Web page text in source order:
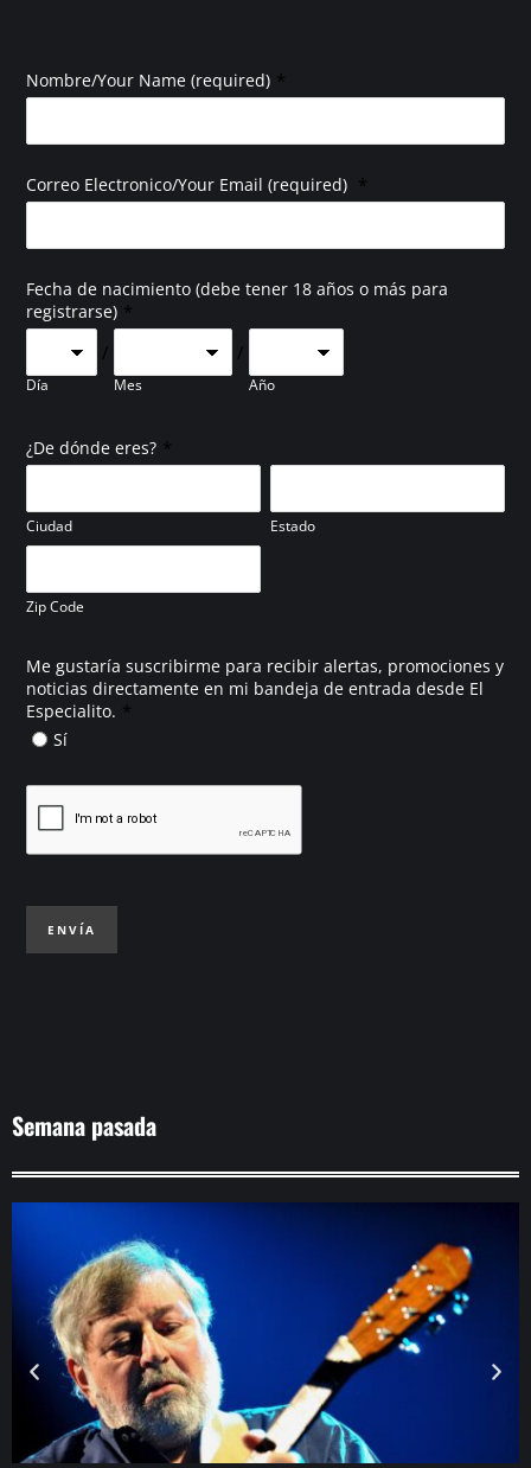
Nombre/Your Name (required) *
Correo Electronico/Your Email (required) *
Fecha de nacimiento (debe tener 18 años o más para
registrarse) *
Día
/
Mes
/
Año
¿De dónde eres? *
Ciudad Estado
Zip Code
Me gustaría suscribirme para recibir alertas, promociones y
noticias directamente en mi bandeja de entrada desde El
Especialito. *
Sí
ENVÍA
Semana pasada